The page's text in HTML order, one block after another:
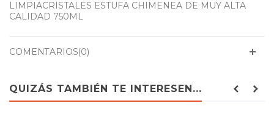
LIMPIACRISTALES ESTUFA CHIMENEA DE MUY ALTA
CALIDAD 750ML
COMENTARIOS(0)
QUIZÁS TAMBIÉN TE INTERESEN...